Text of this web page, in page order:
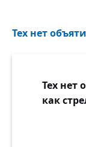
карантины
голоде,
коей
Тех нет
Тех нет
как